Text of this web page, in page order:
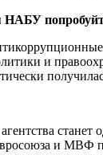
и
получилась
и